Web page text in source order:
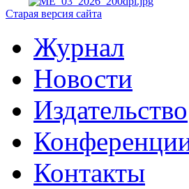
Старая версия сайта
Журнал
Новости
Издательство
Контакты